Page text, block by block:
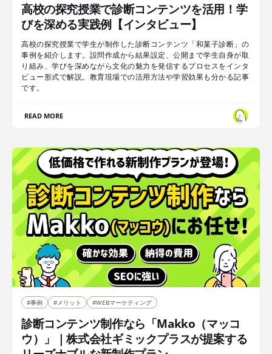
高校の探究授業で診断コンテンツを活用！学
びを深める実践例【インタビュー】
高校の探究授業で学生が制作した診断コンテンツ「和菓子診断」の
事例を紹介します。設問作成から結果設定、公開まで学生自身が取
り組み、学びを深めながら文化の魅力を発信するプロセスをインタ
ビュー形式で解説。教育現場での活用方法や学習効果も分かる記事
です。
READ MORE
#事例 #メリット #WEBマーケティング
診断コンテンツ制作なら「Makko（マッコ
ウ）」｜株式会社ギミックプラスが提案する